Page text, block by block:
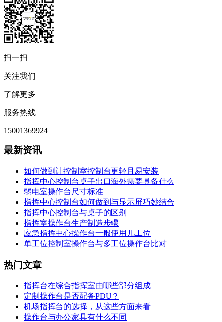
扫一扫
关注我们
了解更多
服务热线
15001369924
最新资讯
如何做到让控制室控制台更轻且易安装
指挥中心控制台桌子出口海外需要具备什么
弱电室操作台尺寸标准
指挥中心控制台如何做到与显示屏巧妙结合
指挥中心控制台与桌子的区别
指挥室操作台生产制造步骤
应急指挥中心操作台一般使用几工位
单工位控制室操作台与多工位操作台比对
热门文章
指挥台在综合指挥室由哪些部分组成
定制操作台​是否配备PDU？
机场指挥台的选择，从这些方面来看
操作台与办公家具有什么不同